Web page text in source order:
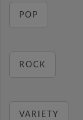
POP
ROCK
VARIETY